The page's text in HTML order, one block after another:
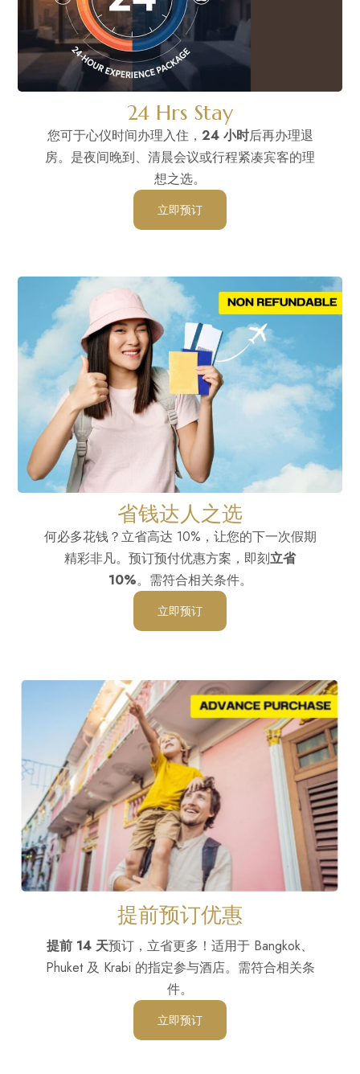
24 Hrs Stay
您可于心仪时间办理入住， 24 小时后再办理退
房。是夜间晚到、清晨会议或行程紧凑宾客的理
想之选。
立即预订
省钱达人之选
何必多花钱？立省高达 10%，让您的下一次假期
精彩非凡。预订预付优惠方案，即刻立省
10%。需符合相关条件。
立即预订
提前预订优惠
提前 14 天预订，立省更多！适用于 Bangkok、
Phuket 及 Krabi 的指定参与酒店。需符合相关条
件。
立即预订